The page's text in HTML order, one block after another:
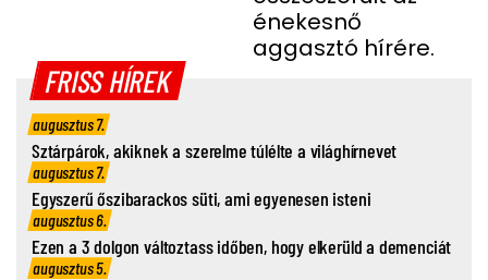
énekesnő
aggasztó hírére.
FRISS HÍREK
augusztus 7.
Sztárpárok, akiknek a szerelme túlélte a világhírnevet
augusztus 7.
Egyszerű őszibarackos süti, ami egyenesen isteni
augusztus 6.
Ezen a 3 dolgon változtass időben, hogy elkerüld a demenciát
augusztus 5.